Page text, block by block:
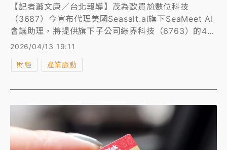
【記者蕭文康／台北報導】茂為歐買尬數位科技
（3687）今宣布代理美國Seasalt.ai旗下SeaMeet AI
會議助理，將提供旗下子公司綠界科技（6763）的40
萬家企業客戶作為首波服務對象並提供專屬優惠價。企
業客戶透過綠界金流後台即可訂閱，並直接取得統一發
票作為報稅憑證，解決國際SaaS服務在台灣長期面臨
者一站式服務，成為台灣AI創作者最有力的後盾。
2026/04/13 19:11
財經 產業脈動